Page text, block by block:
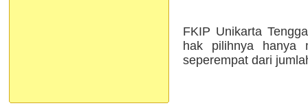
FKIP Unikarta
hak pilihnya hanya
seperempat dari